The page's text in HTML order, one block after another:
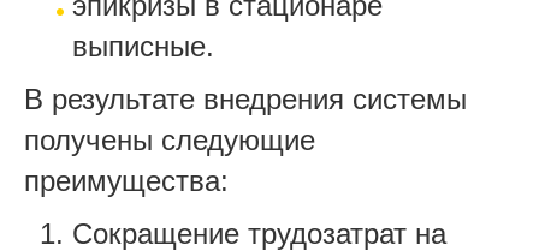
выписные.
В результате внедрения системы
получены следующие
преимущества:
Сокращение трудозатрат на